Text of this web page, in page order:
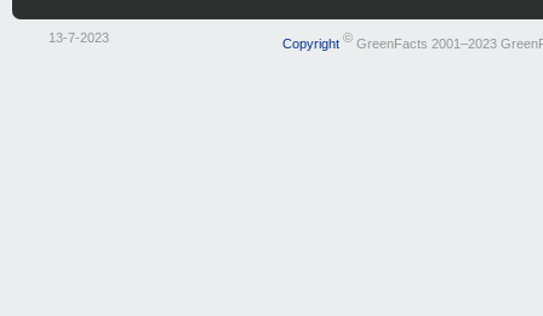
13-7-2023 Copyright ©GreenFacts 2001–2023